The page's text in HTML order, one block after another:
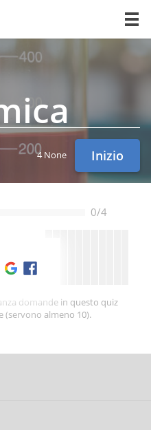
4 None Inizio
0/4
domande in questo quiz
(servono almeno 10).